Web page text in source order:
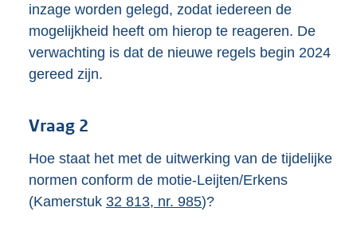
inzage worden gelegd, zodat iedereen de
mogelijkheid heeft om hierop te reageren. De
verwachting is dat de nieuwe regels begin 2024
gereed zijn.
Vraag 2
Hoe staat het met de uitwerking van de tijdelijke
normen conform de motie-Leijten/Erkens
(Kamerstuk 32 813, nr. 985)?